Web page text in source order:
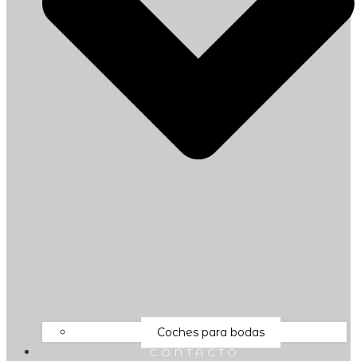
Coches para bodas
CONTACTO